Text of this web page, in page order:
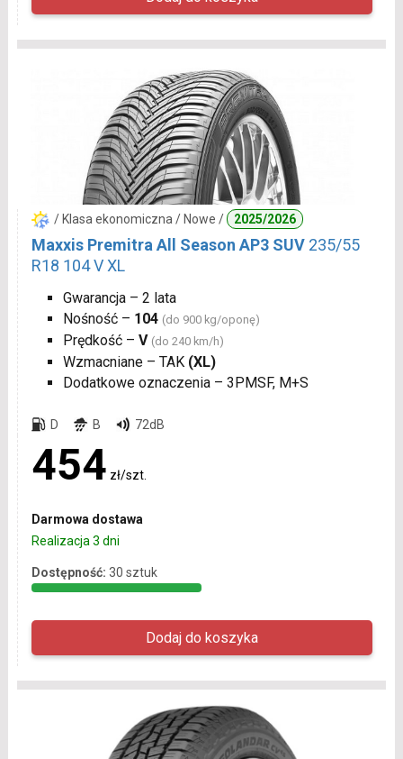
/ Klasa ekonomiczna / Nowe / 2025/2026
Maxxis Premitra All Season AP3 SUV 235/55
R18 104 V XL
Gwarancja – 2 lata
Nośność – 104 (do 900 kg/oponę)
Prędkość – V (do 240 km/h)
Wzmacniane – TAK (XL)
Dodatkowe oznaczenia – 3PMSF, M+S
D B 72dB
454 zł/szt.
Darmowa dostawa
Realizacja 3 dni
Dostępność: 30 sztuk